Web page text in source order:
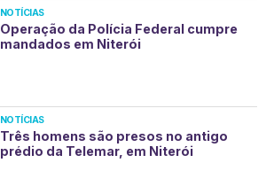
NOTÍCIAS
Operação da Polícia Federal cumpre
mandados em Niterói
NOTÍCIAS
Três homens são presos no antigo
prédio da Telemar, em Niterói